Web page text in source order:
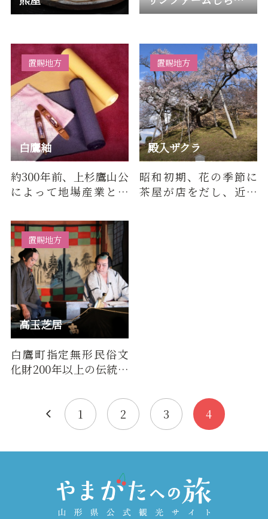
白鷹紬
置賜地方
約300年前、上杉鷹山公
によって地場産業とし
締めによる絣の染付と
ひと幅…
殿入ザクラ
置賜地方
昭和初期、花の季節に
茶屋が店をだし、近郷
高玉芝居
置賜地方
白鷹町指定無形民俗文
化財200年以上の伝統を
りの人情劇。釜の越桜
の下で…
1 2 3 4